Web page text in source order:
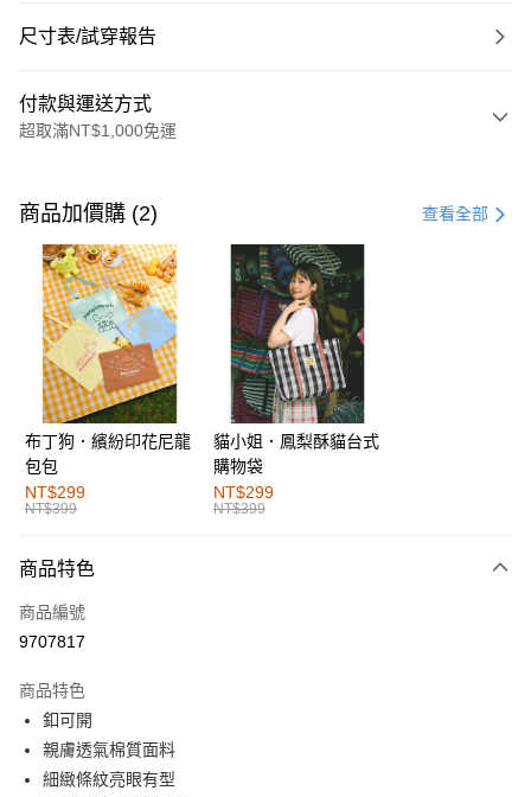
尺寸表/試穿報告
付款與運送方式
超取滿NT$1,000免運
信用卡一次付款
購物金
超商取貨付款
LINE Pay
街口支付
運送方式
全家取貨付款
每筆NT$60，滿NT$1,000(含以上)免運費
付款後全家取貨
萊爾富取貨付款
付款後萊爾富取貨
每筆NT$60，滿NT$1,000(含以上)免運費
7-11取貨付款
商品加價購 (2) 查看全部
布丁狗．繽紛印花尼龍
包包
NT$299
NT$399
貓小姐．鳳梨酥貓台式
購物袋
NT$299
NT$399
商品特色
商品編號
9707817
商品特色
釦可開
親膚透氣棉質面料
細緻條紋亮眼有型